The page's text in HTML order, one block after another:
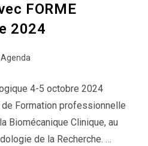
FORME
2024
Agenda
4-5 octobre 2024
de Formation professionnelle
Biomécanique Clinique, au
de la Recherche. …